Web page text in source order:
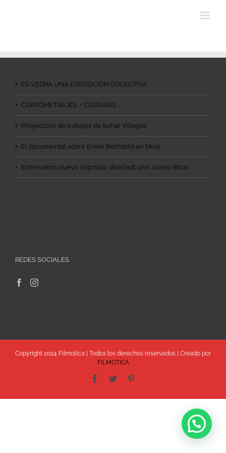
ES VEDRA UNA EXPOSICION COLECTIVA
CORTOMETRAJES / CORSARIS
Proyección de trabajos de Sohar Villegas
El documental sobre Erwin Bechtold en Moià
Estrenamos nuevo logotipo, diseñado por Juanjo Ribas
REDES SOCIALES
Copyright 2024 Filmotica | Todos los derechos reservados | Creado por
FILMOTICA
Facebook
Twitter